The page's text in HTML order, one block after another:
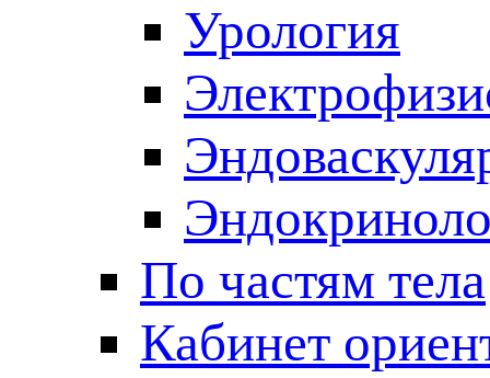
Урология
По частям тела
Кабинет